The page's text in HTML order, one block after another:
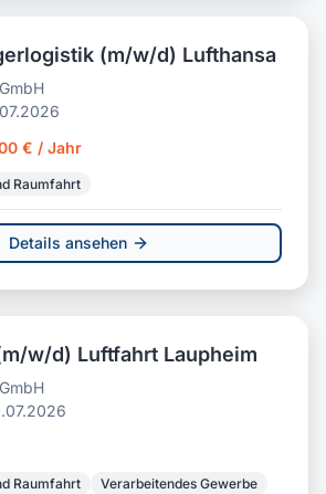
(m/w/d) Lufthansa
€ / Jahr
Raumfahrt
Details ansehen
w/d) Luftfahrt Laupheim
Raumfahrt Verarbeitendes Gewerbe